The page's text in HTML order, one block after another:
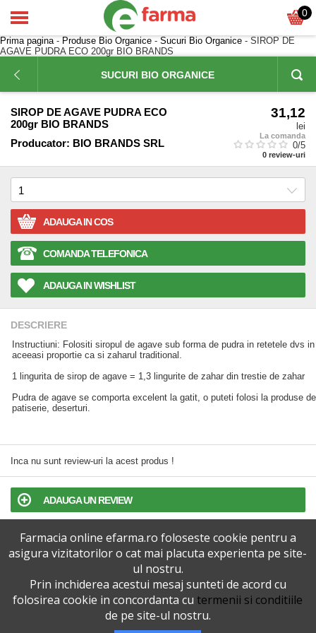
0
Prima pagina- Produse Bio Organice - Sucuri Bio Organice - SIROP DE
AGAVE PUDRA ECO 200gr BIO BRANDS
SUCURI BIO ORGANICE
SIROP DE AGAVE PUDRA ECO
200gr BIO BRANDS
Producator: BIO BRANDS SRL
31,12
lei
La comanda
0/5
0 review-uri
ADAUGA IN COS
COMANDA TELEFONICA
ADAUGA IN WISHLIST
DESCRIERE
Instructiuni: Folositi siropul de agave sub forma de pudra in retetele dvs in
aceeasi proportie ca si zaharul traditional.
1 lingurita de sirop de agave = 1,3 lingurite de zahar din trestie de zahar
Pudra de agave se comporta excelent la gatit, o puteti folosi la produse de
patiserie, deserturi.
Inca nu sunt review-uri la acest produs !
ADAUGA UN REVIEW
TERMENI SI CONDITII
POLITICA DE CONFIDENTIALITATE
VERSIUNEA DESKTOP
Farmacia online efarma.ro foloseste cookie pentru a
asigura vizitatorilor o cat mai placuta experienta pe site-
ul nostru.
Prin inchiderea acestui mesaj sunteti de acord cu
folosirea cookie in concordanta cu termenii si conditiile
de pe site-ul nostru.